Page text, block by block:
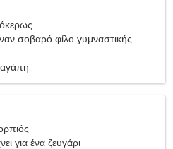
σοβαρό φίλο γυμναστικής
για ένα ζευγάρι